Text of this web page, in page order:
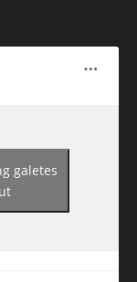
galetes